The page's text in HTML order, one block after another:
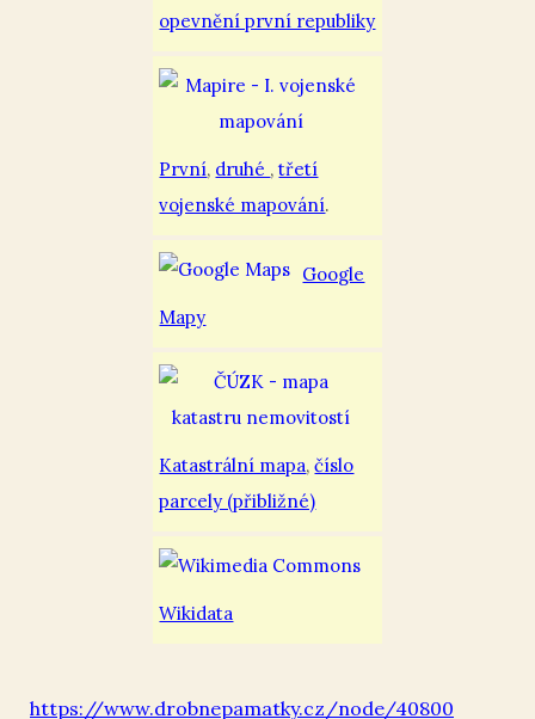
opevnění první republiky
První, druhé ,třetí
vojenské mapování.
Google
Mapy
Katastrální mapa,číslo
parcely (přibližné)
Wikidata
https://www.drobnepamatky.cz/node/40800